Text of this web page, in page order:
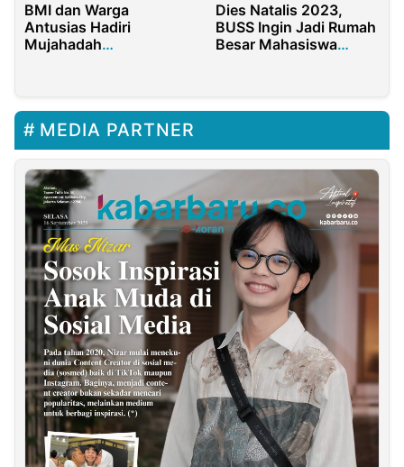
BMI dan Warga
Antusias Hadiri
Mujahadah
Dies Natalis 2023,
BUSS Ingin Jadi Rumah
Besar Mahasiswa
MEDIA PARTNER